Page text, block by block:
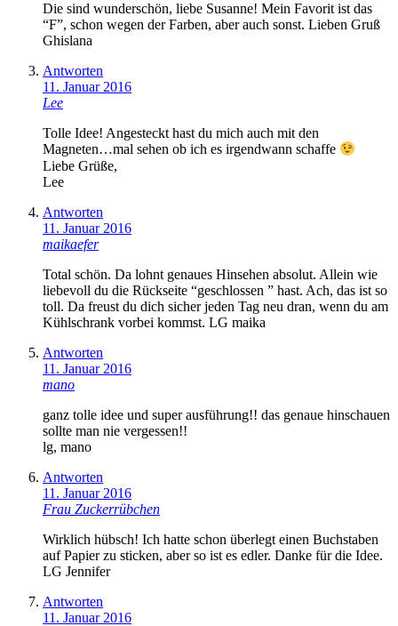
Die sind wunderschön, liebe Susanne! Mein Favorit ist das
“F”, schon wegen der Farben, aber auch sonst. Lieben Gruß
Ghislana
Antworten
11. Januar 2016
Lee
Tolle Idee! Angesteckt hast du mich auch mit den
Magneten…mal sehen ob ich es irgendwann schaffe
Liebe Grüße,
Lee
Antworten
11. Januar 2016
maikaefer
Total schön. Da lohnt genaues Hinsehen absolut. Allein wie
liebevoll du die Rückseite “geschlossen ” hast. Ach, das ist so
toll. Da freust du dich sicher jeden Tag neu dran, wenn du am
Kühlschrank vorbei kommst. LG maika
Antworten
11. Januar 2016
mano
ganz tolle idee und super ausführung!! das genaue hinschauen
sollte man nie vergessen!!
lg, mano
Antworten
11. Januar 2016
Frau Zuckerrübchen
Wirklich hübsch! Ich hatte schon überlegt einen Buchstaben
auf Papier zu sticken, aber so ist es edler. Danke für die Idee.
LG Jennifer
Antworten
11. Januar 2016